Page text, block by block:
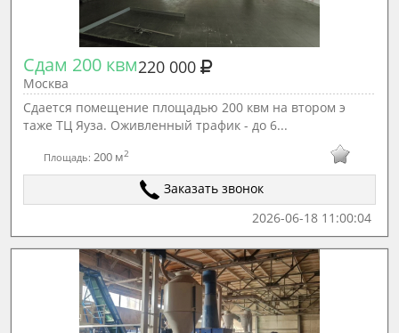
Сдам 200 квм220 000
Москва
Сдается помещение площадью 200 квм на втором э
таже ТЦ Яуза. Оживленный трафик - до 6...
Площадь: 200 м2
Заказать звонок
2026-06-18 11:00:04